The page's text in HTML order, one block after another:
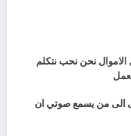
نحن نحب نتكلم
الى من يسمع صوتي ان